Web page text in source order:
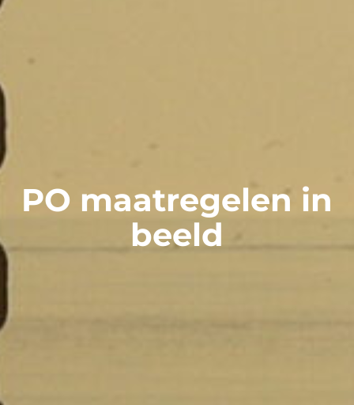
PO maatregelen in
beeld